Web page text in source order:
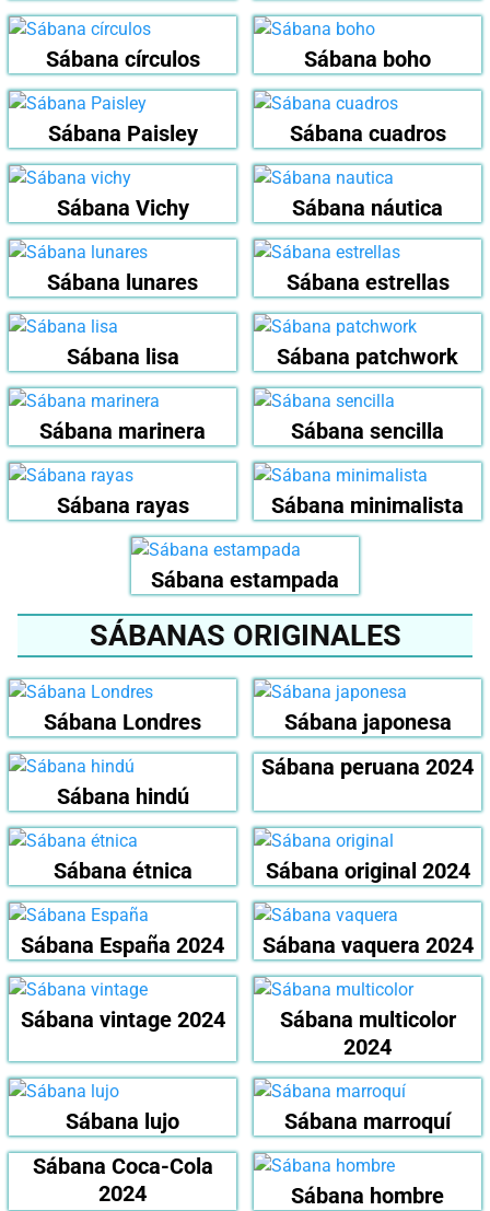
Sábana círculos Sábana boho
Sábana Paisley Sábana cuadros
Sábana Vichy Sábana náutica
Sábana lunares Sábana estrellas
Sábana lisa Sábana patchwork
Sábana marinera Sábana sencilla
Sábana rayas Sábana minimalista
Sábana estampada
SÁBANAS ORIGINALES
Sábana Londres Sábana japonesa
Sábana hindú
Sábana peruana 2024
Sábana étnica Sábana original 2024
Sábana España 2024 Sábana vaquera 2024
Sábana vintage 2024
Sábana multicolor
2024
Sábana lujo
Sábana marroquí
Sábana Coca-Cola
2024
Sábana hombre